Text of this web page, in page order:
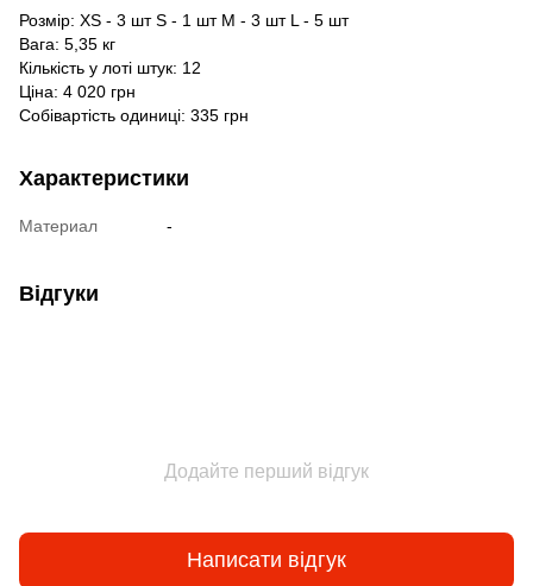
Розмір: XS - 3 шт S - 1 шт M - 3 шт L - 5 шт
Вага: 5,35 кг
Кількість у лоті штук: 12
Ціна: 4 020 грн
Собівартість одиниці: 335 грн
Характеристики
Материал -
Відгуки
Додайте перший відгук
Написати відгук